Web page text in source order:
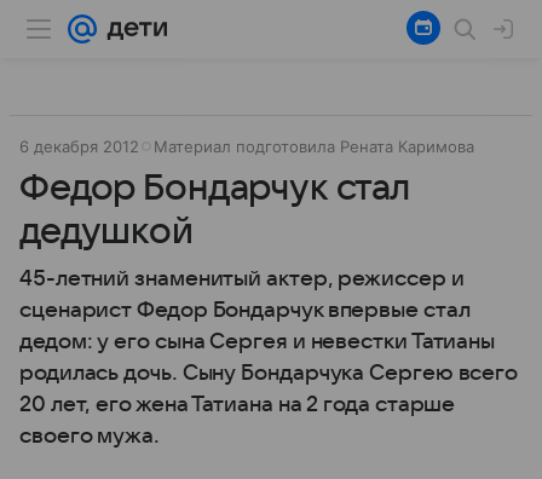
6 декабря 2012 Материал подготовила Рената Каримова
Федор Бондарчук стал
дедушкой
45-летний знаменитый актер, режиссер и
сценарист Федор Бондарчук впервые стал
дедом: у его сына Сергея и невестки Татианы
родилась дочь. Сыну Бондарчука Сергею всего
20 лет, его жена Татиана на 2 года старше
своего мужа.